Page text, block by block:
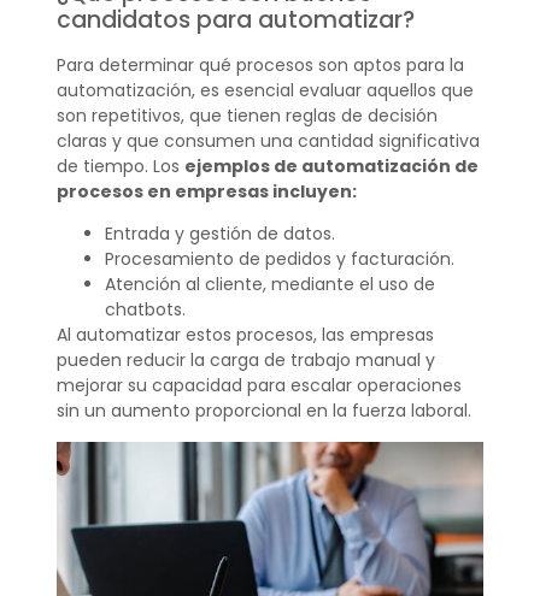
candidatos para automatizar?
Para determinar qué procesos son aptos para la
automatización, es esencial evaluar aquellos que
son repetitivos, que tienen reglas de decisión
claras y que consumen una cantidad significativa
de tiempo. Los ejemplos de automatización de
procesos en empresas incluyen:
Entrada y gestión de datos.
Procesamiento de pedidos y facturación.
Atención al cliente, mediante el uso de
chatbots.
Al automatizar estos procesos, las empresas
pueden reducir la carga de trabajo manual y
mejorar su capacidad para escalar operaciones
sin un aumento proporcional en la fuerza laboral.